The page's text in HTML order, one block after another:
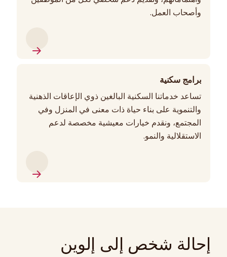
وأصحاب العمل.
برامج سكنية
تساعد خدماتنا السكنية البالغين ذوي الإعاقات الذهنية
والتنموية على بناء حياة ذات معنى في المنزل وفي
المجتمع، ونقدم خيارات معيشية مخصصة لدعم
الاستقلالية والنمو.
إحالة شخص إلى إلوين